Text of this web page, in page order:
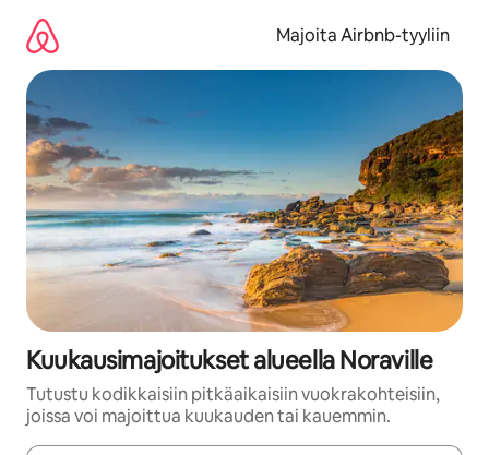
sisältö
väliin
Majoita Airbnb-tyyliin
Kuukausimajoitukset alueella Noraville
Tutustu kodikkaisiin pitkäaikaisiin vuokrakohteisiin,
joissa voi majoittua kuukauden tai kauemmin.